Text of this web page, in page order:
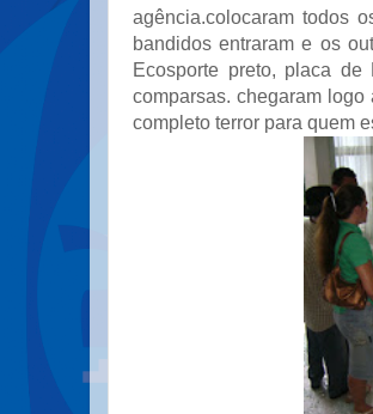
agência.colocaram todos
bandidos entraram e os
Ecosporte preto, placa
comparsas. chegaram
completo terror para quem